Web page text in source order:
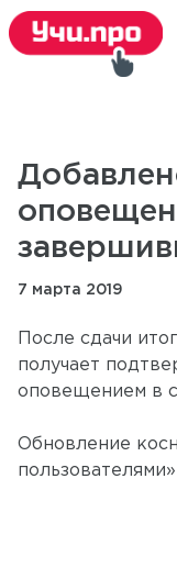
7 марта 2019
После сдачи
получает
оповещением в
Обновление